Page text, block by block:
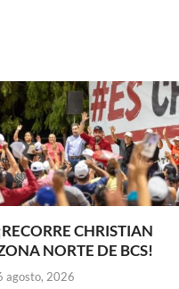
CHRISTIAN
NORTE DE BCS!
agosto, 2026